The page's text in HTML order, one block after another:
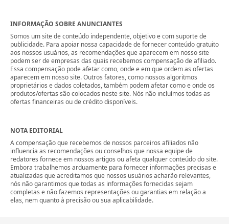
INFORMAÇÃO SOBRE ANUNCIANTES
Somos um site de conteúdo independente, objetivo e com suporte de
publicidade. Para apoiar nossa capacidade de fornecer conteúdo gratuito
aos nossos usuários, as recomendações que aparecem em nosso site
podem ser de empresas das quais recebemos compensação de afiliado.
Essa compensação pode afetar como, onde e em que ordem as ofertas
aparecem em nosso site. Outros fatores, como nossos algoritmos
proprietários e dados coletados, também podem afetar como e onde os
produtos/ofertas são colocados neste site. Nós não incluímos todas as
ofertas financeiras ou de crédito disponíveis.
NOTA EDITORIAL
A compensação que recebemos de nossos parceiros afiliados não
influencia as recomendações ou conselhos que nossa equipe de
redatores fornece em nossos artigos ou afeta qualquer conteúdo do site.
Embora trabalhemos arduamente para fornecer informações precisas e
atualizadas que acreditamos que nossos usuários acharão relevantes,
nós não garantimos que todas as informações fornecidas sejam
completas e não fazemos representações ou garantias em relação a
elas, nem quanto à precisão ou sua aplicabilidade.